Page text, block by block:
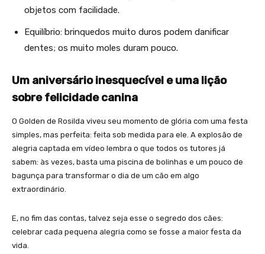
objetos com facilidade.
Equilíbrio: brinquedos muito duros podem danificar
dentes; os muito moles duram pouco.
Um aniversário inesquecível e uma lição
sobre felicidade canina
O Golden de Rosilda viveu seu momento de glória com uma festa
simples, mas perfeita: feita sob medida para ele. A explosão de
alegria captada em vídeo lembra o que todos os tutores já
sabem: às vezes, basta uma piscina de bolinhas e um pouco de
bagunça para transformar o dia de um cão em algo
extraordinário.
E, no fim das contas, talvez seja esse o segredo dos cães:
celebrar cada pequena alegria como se fosse a maior festa da
vida.